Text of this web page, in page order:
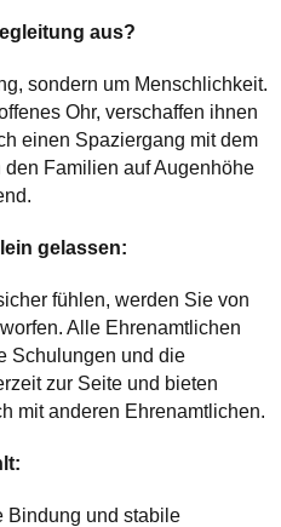
aus?
sondern um Menschlichkeit.
Ohr, verschaffen ihnen
einen Spaziergang mit dem
Familien auf Augenhöhe
gelassen:
fühlen, werden Sie von
Alle Ehrenamtlichen
Schulungen und die
zur Seite und bieten
mit anderen Ehrenamtlichen.
Bindung und stabile